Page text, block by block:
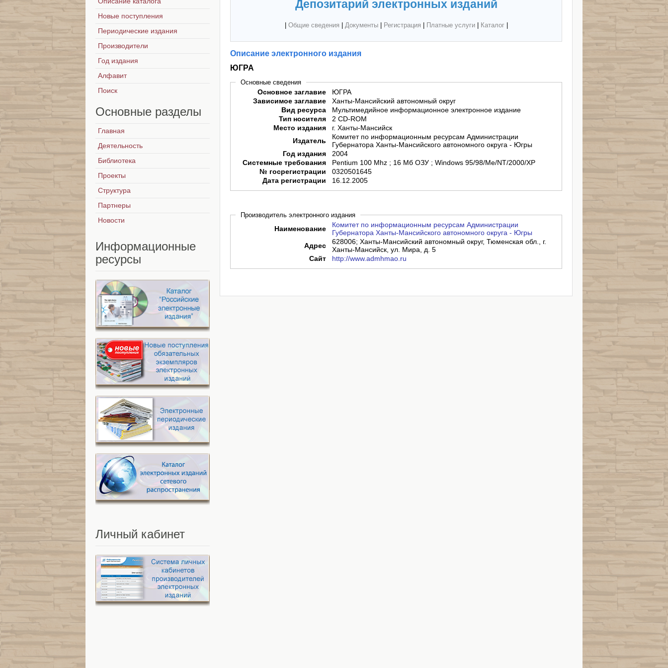
Депозитарий электронных изданий
Общие сведения Документы| Регистрация Платные услуги| Каталог|
Описание электронного издания
ЮГРА
Основные сведения
Основное заглавие
ЮГРА
Зависимое заглавие
Ханты-Мансийский автономный округ
Вид ресурса
Мультимедийное информационное электронное издание
Тип носителя
2 CD-ROM
Место издания
г. Ханты-Мансийск
Издатель
Комитет по информационным ресурсам Администрации
Губернатора Ханты-Мансийского автономного округа - Югры
Год издания
2004
Системные требования
Pentium 100 Mhz ; 16 Мб ОЗУ ; Windows 95/98/Me/NT/2000/XP
№ госрегистрации
0320501645
Дата регистрации
16.12.2005
Производитель электронного издания
Наименование
Комитет по информационным ресурсам Администрации
Губернатора Ханты-Мансийского автономного округа - Югры
Адрес
628006; Ханты-Мансийский автономный округ, Тюменская обл., г.
Ханты-Мансийск, ул. Мира, д. 5
Сайт
http://www.admhmao.ru
Новые поступления
Периодические издания
Производители
Год издания
Алфавит
Поиск
Основные разделы
Главная
Деятельность
Библиотека
Проекты
Структура
Партнеры
Новости
Информационные
ресурсы
Личный кабинет